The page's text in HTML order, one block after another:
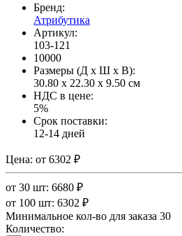
Бренд:
Атрибутика
Артикул:
103-121
10000
Размеры (Д x Ш x В):
30.80 x 22.30 x 9.50 см
НДС в цене:
5%
Срок поставки:
12-14 дней
Цена: от 6302 ₽
от 30 шт: 6680 ₽
от 100 шт: 6302 ₽
Минимальное кол-во для заказа 30
Количество: